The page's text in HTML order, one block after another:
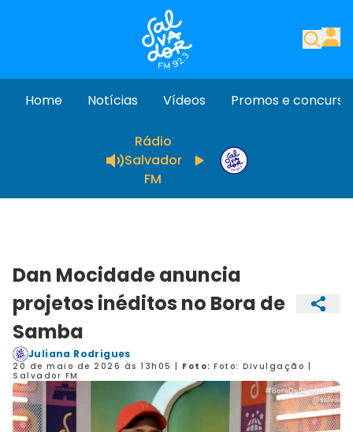
Home Notícias Vídeos Promos e
Rádio
Salvador
FM
Dan Mocidade anuncia
projetos inéditos no Bora de
Samba
Juliana Rodrigues
20 de maio de 2026 às 13h05 Foto: Foto: Divulgação |
Salvador FM